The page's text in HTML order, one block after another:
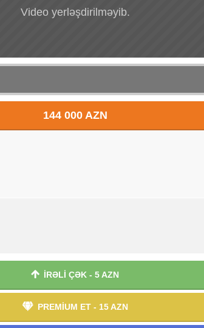
Video yerləşdirilməyib.
144 000 AZN
İRƏLİ ÇƏK - 5 AZN
PREMİUM ET - 15 AZN